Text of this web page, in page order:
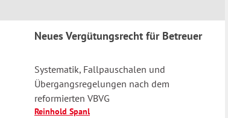
Neues Vergütungsrecht für Betreuer
Systematik, Fallpauschalen und
Übergangsregelungen nach dem
reformierten VBVG
Reinhold Spanl